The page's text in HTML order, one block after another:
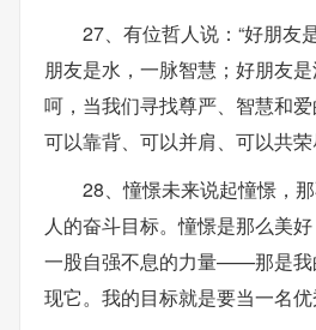
27、有位哲人说：“好朋友
朋友是水，一脉智慧；好朋友
呵，当我们寻找尊严、智慧和
可以靠背、可以并肩、可以共荣
28、憧憬未来说起憧憬，
人的奋斗目标。憧憬是那么美
一股自强不息的力量——那是我
现它。我的目标就是要当一名优